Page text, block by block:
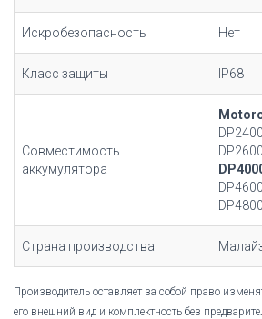
Искробезопасность Нет
Класс защиты IP68
Совместимость
аккумулятора
Страна производства
Производитель оставляет за собой право
его внешний вид и комплектность без